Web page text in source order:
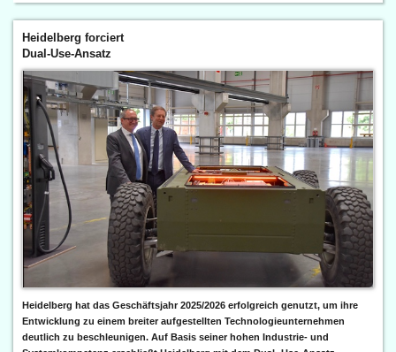
Heidelberg forciert
Dual-Use-Ansatz
Heidelberg hat das Geschäftsjahr 2025/2026 erfolgreich genutzt, um ihre
Entwicklung zu einem breiter aufgestellten Technologieunternehmen
deutlich zu beschleunigen. Auf Basis seiner hohen Industrie- und